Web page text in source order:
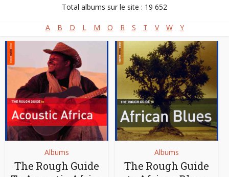
Total albums sur le site : 19 652
A B D L M O R S T V W Y
Albums
The Rough Guide
Albums
The Rough Guide